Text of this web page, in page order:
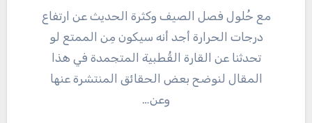
مع حُلول فصل الصيف وكثرة الحديث عن ارتفاع
درجات الحرارة أجد أنه سيكون مِن الممتع لو
تحدثنا عن القارة القُطبية المتجمدة في هذا
المقال لنوضح بعض الحقائق المنتشرة عنها
وعن…